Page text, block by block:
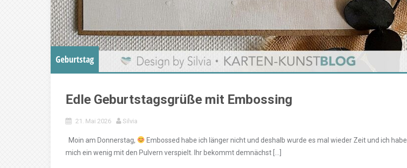
Geburtstag
Edle Geburtstagsgrüße mit Embossing
21. Mai 2026 Silvia
Moin am Donnerstag,
Embossed habe ich länger nicht und deshalb wurde es mal wieder Zeit und ich habe
mich ein wenig mit den Pulvern verspielt. Ihr bekommt demnächst […]